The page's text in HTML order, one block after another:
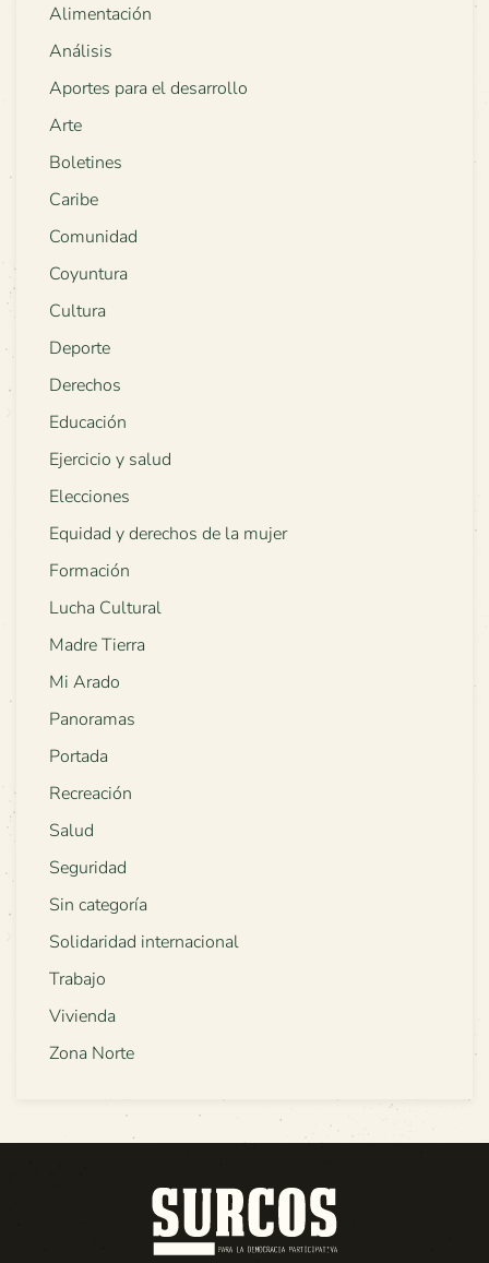
Alimentación
Análisis
Aportes para el desarrollo
Arte
Boletines
Caribe
Comunidad
Coyuntura
Cultura
Deporte
Derechos
Educación
Ejercicio y salud
Elecciones
Equidad y derechos de la mujer
Formación
Lucha Cultural
Madre Tierra
Mi Arado
Panoramas
Portada
Recreación
Salud
Seguridad
Sin categoría
Solidaridad internacional
Trabajo
Vivienda
Zona Norte